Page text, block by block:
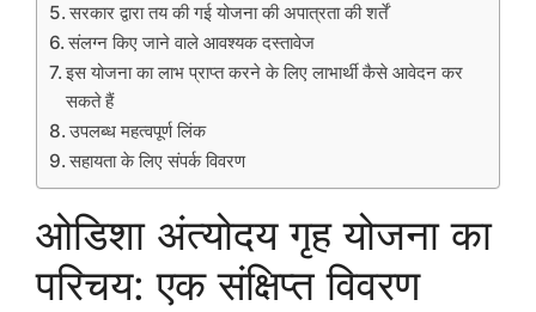
सरकार द्वारा तय की गई योजना की अपात्रता की शर्तें
संलग्न किए जाने वाले आवश्यक दस्तावेज
इस योजना का लाभ प्राप्त करने के लिए लाभार्थी कैसे आवेदन कर
सकते हैं
उपलब्ध महत्वपूर्ण लिंक
सहायता के लिए संपर्क विवरण
ओडिशा अंत्योदय गृह योजना का
परिचय: एक संक्षिप्त विवरण